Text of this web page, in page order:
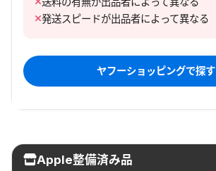
発送スピードが出品者によって異なる
ヤフーショッピングで探す
Apple整備済み品